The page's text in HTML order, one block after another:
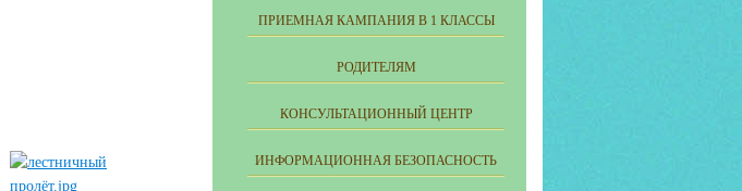
ПРИЕМНАЯ КАМПАНИЯ В 1 КЛАССЫ
РОДИТЕЛЯМ
КОНСУЛЬТАЦИОННЫЙ ЦЕНТР
ИНФОРМАЦИОННАЯ БЕЗОПАСНОСТЬ